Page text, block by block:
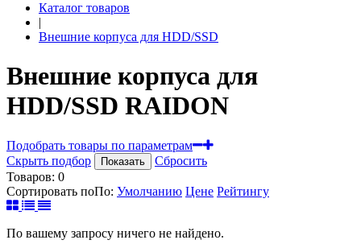
Каталог товаров
|
Внешние корпуса для HDD/SSD
Внешние корпуса для
HDD/SSD RAIDON
Подобрать товары по параметрам
Скрыть подбор
Показать
Сбросить
Товаров: 0
Сортировать поПо: Умолчанию Цене Рейтингу
По вашему запросу ничего не найдено.